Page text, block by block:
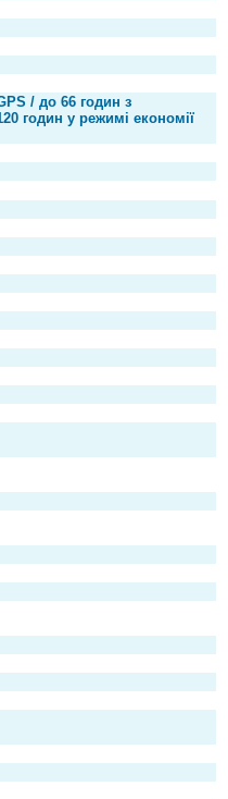
/ до 66 годин з
годин у режимі економії